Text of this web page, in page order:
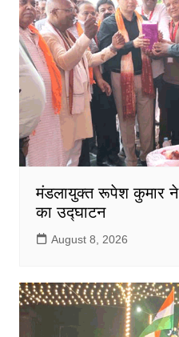
मंडलायुक्त रूपेश कुमार ने
का उद्घाटन
August 8, 2026